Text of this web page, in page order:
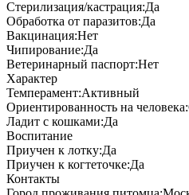
Стерилизация/кастрация:Да
Обработка от паразитов:Да
Вакцинация:Нет
Чипирование:Да
Ветеринарный паспорт:Нет
Характер
Темперамент:Активный
Ориентированность на человека:
Ладит с кошками:Да
Воспитание
Приучен к лотку:Да
Приучен к когтеточке:Да
Контакты